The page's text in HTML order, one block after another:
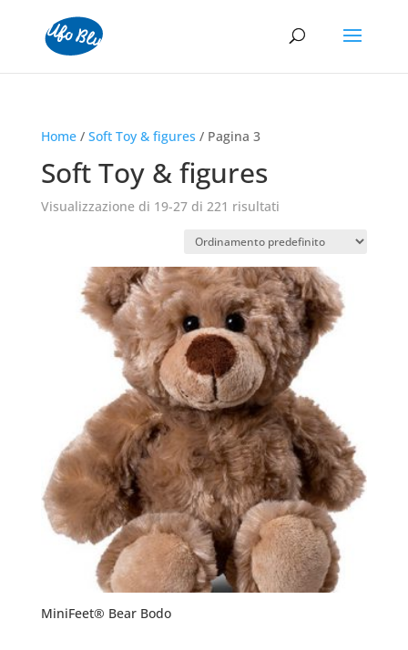
Home/ Soft Toy & figures / Pagina 3
Soft Toy & figures
Visualizzazione di 19-27 di 221 risultati
MiniFeet® Bear Bodo